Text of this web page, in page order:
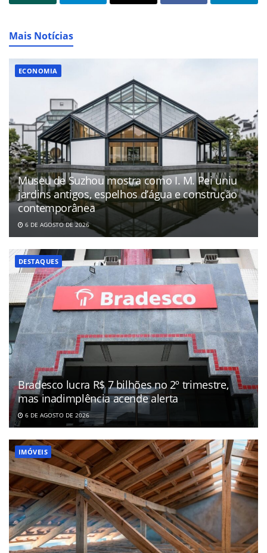
Mais Notícias
ECONOMIA
Museu de Suzhou mostra como I. M. Pei uniu
jardins antigos, espelhos d’água e construção
contemporânea
6 DE AGOSTO DE 2026
DESTAQUES
Bradesco lucra R$ 7 bilhões no 2º trimestre,
mas inadimplência acende alerta
6 DE AGOSTO DE 2026
IMÓVEIS